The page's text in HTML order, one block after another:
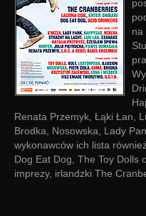
na
Renata Przemyk, Łąki Łan,
Brodka, Nosowska, Lady
wykonawców ich lista
Dog Eat Dog, The Toy Dolls
imprezy, irlandzki The